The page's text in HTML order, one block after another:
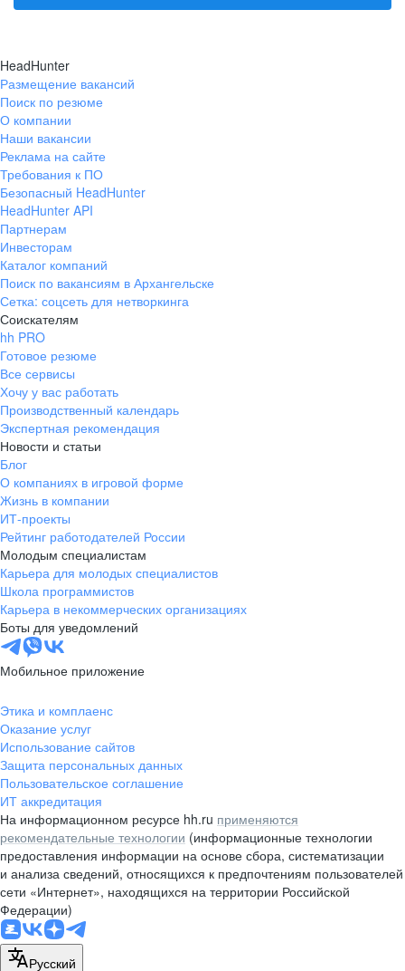
HeadHunter
Размещение вакансий
Поиск по резюме
О компании
Наши вакансии
Реклама на сайте
Требования к ПО
Безопасный HeadHunter
HeadHunter API
Партнерам
Инвесторам
Каталог компаний
Поиск по вакансиям в Архангельске
Сетка: соцсеть для нетворкинга
Соискателям
hh PRO
Готовое резюме
Все сервисы
Хочу у вас работать
Производственный календарь
Экспертная рекомендация
Новости и статьи
Блог
О компаниях в игровой форме
Жизнь в компании
ИТ-проекты
Рейтинг работодателей России
Молодым специалистам
Карьера для молодых специалистов
Школа программистов
Карьера в некоммерческих организациях
Боты для уведомлений
Мобильное приложение
Этика и комплаенс
Оказание услуг
Использование сайтов
Защита персональных данных
Пользовательское соглашение
ИТ аккредитация
На информационном ресурсе hh.ru применяются
рекомендательные технологии (информационные технологии
предоставления информации на основе сбора, систематизации
и анализа сведений, относящихся к предпочтениям пользователей
сети «Интернет», находящихся на территории Российской
Федерации)
Русский